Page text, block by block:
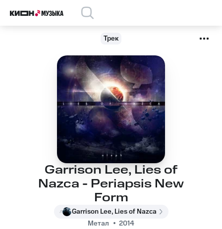
Трек
Garrison Lee, Lies of
Nazca - Periapsis New
Form
Garrison Lee, Lies of Nazca
Метал
2014